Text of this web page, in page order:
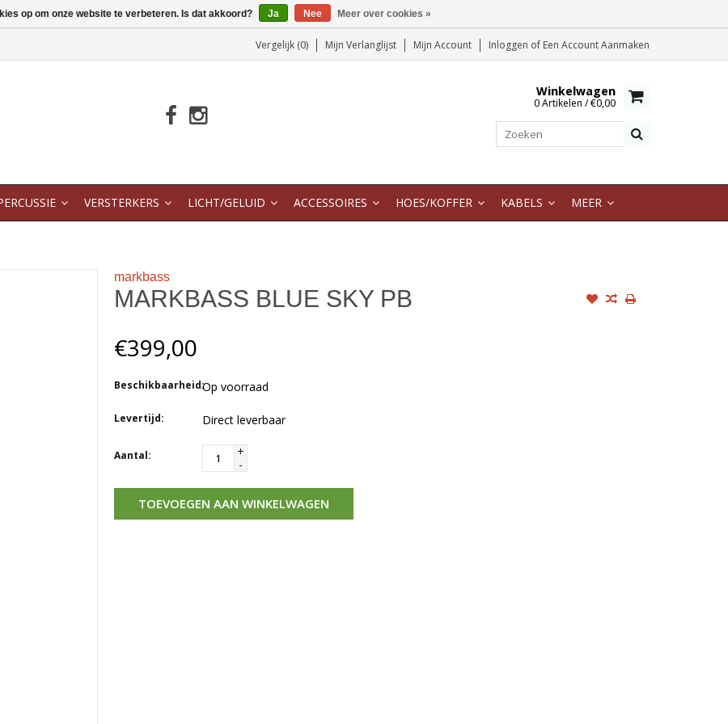
Vergelijk (0) Mijn Verlanglijst Mijn Account Inloggen of Een Account Aanmaken
Winkelwagen
0 Artikelen / €0,00
VERSTERKERS LICHT/GELUID ACCESSOIRES HOES/KOFFER KABELS MEER
markbass
MARKBASS BLUE SKY PB
€399,00
Beschikbaarheid:Op voorraad
Levertijd: Direct leverbaar
Aantal:
+
-
TOEVOEGEN AAN WINKELWAGEN
op om onze website te verbeteren. Is dat akkoord? Ja Nee Meer over cookies »